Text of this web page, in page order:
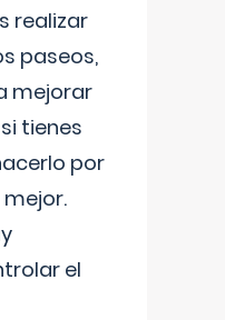
realizar
paseos,
mejorar
tienes
por
el